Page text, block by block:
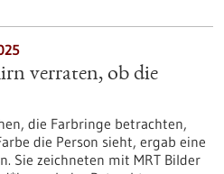
verraten, ob die
die Farbringe betrachten,
die Person sieht, ergab eine
Sie zeichneten mit MRT Bilder